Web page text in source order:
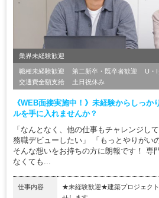
業界未経験歓迎
職種未経験歓迎 第二新卒・既卒者歓迎
U・
交通費全額支給
土日祝休み
《WEB面接実施中！》未経験からしっか
ルを手に入れませんか？
「なんとなく、他の仕事もチャレンジし
務職デビューしたい」 「もっとやりがい
そんな想いをお持ちの方に朗報です！ 専
なくても...
仕事内容
★未経験歓迎★建築プロジェク